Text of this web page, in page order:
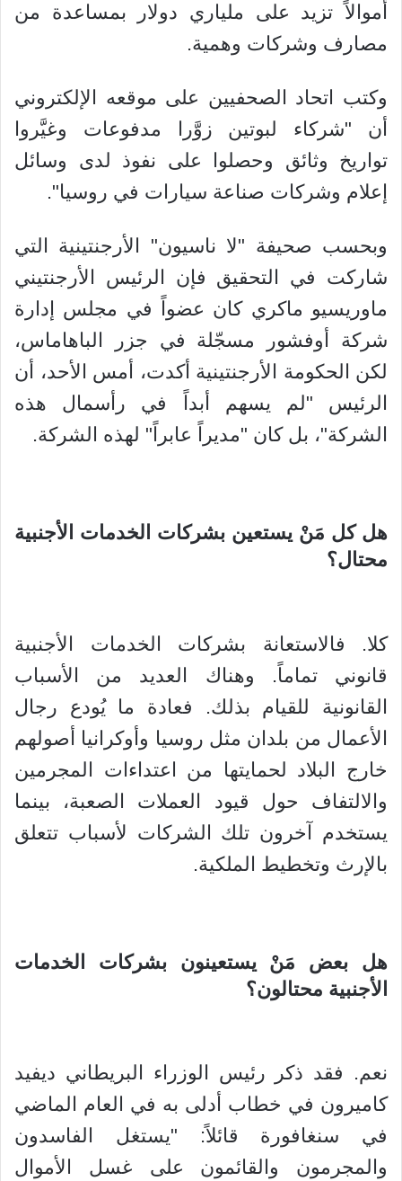
أموالاً تزيد على ملياري دولار بمساعدة من
مصارف وشركات وهمية.
وكتب اتحاد الصحفيين على موقعه الإلكتروني
أن "شركاء لبوتين زوَّرا مدفوعات وغيَّروا
تواريخ وثائق وحصلوا على نفوذ لدى وسائل
إعلام وشركات صناعة سيارات في روسيا".
وبحسب صحيفة "لا ناسيون" الأرجنتينية التي
شاركت في التحقيق فإن الرئيس الأرجنتيني
ماوريسيو ماكري كان عضواً في مجلس إدارة
شركة أوفشور مسجّلة في جزر الباهاماس،
لكن الحكومة الأرجنتينية أكدت، أمس الأحد، أن
الرئيس "لم يسهم أبداً في رأسمال هذه
الشركة"، بل كان "مديراً عابراً" لهذه الشركة.
هل كل مَنْ يستعين بشركات الخدمات الأجنبية
محتال؟
كلا. فالاستعانة بشركات الخدمات الأجنبية
قانوني تماماً. وهناك العديد من الأسباب
القانونية للقيام بذلك. فعادة ما يُودع رجال
الأعمال من بلدان مثل روسيا وأوكرانيا أصولهم
خارج البلاد لحمايتها من اعتداءات المجرمين
والالتفاف حول قيود العملات الصعبة، بينما
يستخدم آخرون تلك الشركات لأسباب تتعلق
بالإرث وتخطيط الملكية.
هل بعض مَنْ يستعينون بشركات الخدمات
الأجنبية محتالون؟
نعم. فقد ذكر رئيس الوزراء البريطاني ديفيد
كاميرون في خطاب أدلى به في العام الماضي
في سنغافورة قائلاً: "يستغل الفاسدون
والمجرمون والقائمون على غسل الأموال